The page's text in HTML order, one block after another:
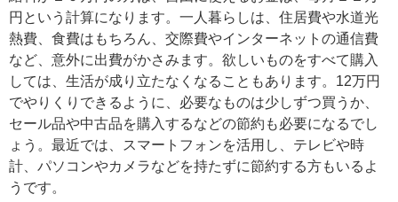
円という計算になります。一人暮らしは、住居費や水道光
熱費、食費はもちろん、交際費やインターネットの通信費
など、意外に出費がかさみます。欲しいものをすべて購入
しては、生活が成り立たなくなることもあります。12万円
でやりくりできるように、必要なものは少しずつ買うか、
セール品や中古品を購入するなどの節約も必要になるでし
ょう。最近では、スマートフォンを活用し、テレビや時
計、パソコンやカメラなどを持たずに節約する方もいるよ
うです。